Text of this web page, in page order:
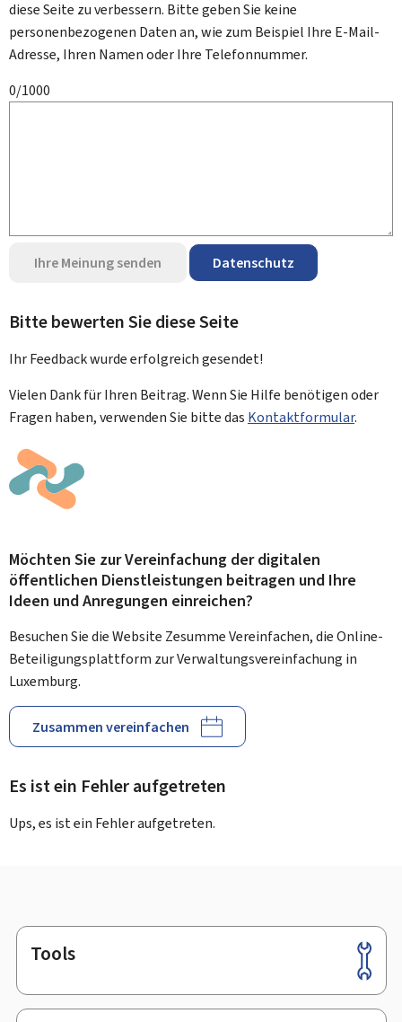
diese Seite zu verbessern. Bitte geben Sie keine
personenbezogenen Daten an, wie zum Beispiel Ihre E-Mail-
Adresse, Ihren Namen oder Ihre Telefonnummer.
0/1000
Ihre Meinung senden Datenschutz
Bitte bewerten Sie diese Seite
Ihr Feedback wurdeerfolgreichgesendet!
Vielen Dank für Ihren Beitrag. Wenn Sie Hilfe benötigen oder
Fragen haben, verwenden Sie bitte das Kontaktformular.
Möchten Sie zur Vereinfachung der digitalen
öffentlichen Dienstleistungen beitragen und Ihre
Ideen und Anregungen einreichen?
Besuchen Sie die Website Zesumme Vereinfachen, die Online-
Beteiligungsplattform zur Verwaltungsvereinfachung in
Luxemburg.
Zusammen vereinfachen
Es ist ein Fehler aufgetreten
Ups, es ist ein Fehler aufgetreten.
Footer
Tools